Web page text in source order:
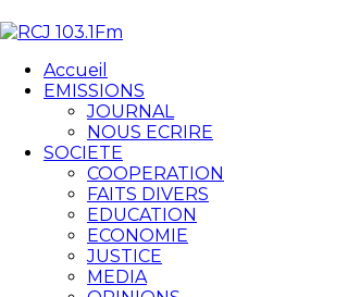
Accueil
EMISSIONS
JOURNAL
NOUS ECRIRE
SOCIETE
COOPERATION
FAITS DIVERS
EDUCATION
ECONOMIE
JUSTICE
MEDIA